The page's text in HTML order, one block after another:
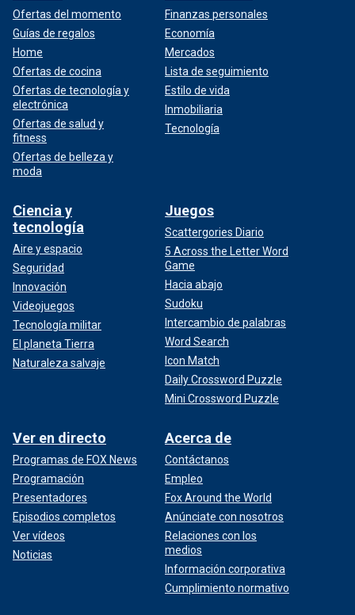
Ofertas del momento
Guías de regalos
Home
Ofertas de cocina
Ofertas de tecnología y
electrónica
Ofertas de salud y
fitness
Ofertas de belleza y
moda
Finanzas personales
Economía
Mercados
Lista de seguimiento
Estilo de vida
Inmobiliaria
Tecnología
Ciencia y
tecnología
Aire y espacio
Seguridad
Innovación
Videojuegos
Tecnología militar
El planeta Tierra
Naturaleza salvaje
Juegos
Scattergories Diario
5 Across the Letter Word
Game
Hacia abajo
Sudoku
Intercambio de palabras
Word Search
Icon Match
Daily Crossword Puzzle
Mini Crossword Puzzle
Ver en directo
Programas de FOX News
Programación
Presentadores
Episodios completos
Ver vídeos
Noticias
Acerca de
Contáctanos
Empleo
Fox Around the World
Anúnciate con nosotros
Relaciones con los
medios
Información corporativa
Cumplimiento normativo